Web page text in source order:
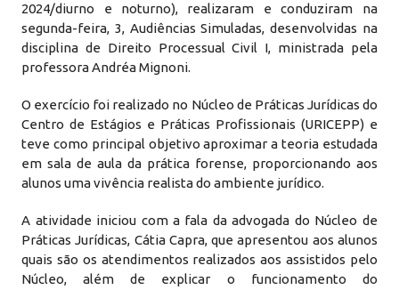
2024/diurno e noturno), realizaram e conduziram na
segunda-feira, 3, Audiências Simuladas, desenvolvidas na
disciplina de Direito Processual Civil I, ministrada pela
professora Andréa Mignoni.
O exercício foi realizado no Núcleo de Práticas Jurídicas do
Centro de Estágios e Práticas Profissionais (URICEPP) e
teve como principal objetivo aproximar a teoria estudada
em sala de aula da prática forense, proporcionando aos
alunos uma vivência realista do ambiente jurídico.
A atividade iniciou com a fala da advogada do Núcleo de
Práticas Jurídicas, Cátia Capra, que apresentou aos alunos
quais são os atendimentos realizados aos assistidos pelo
Núcleo, além de explicar o funcionamento do